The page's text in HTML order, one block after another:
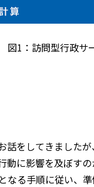
図1：訪問型行政サ
話をしてきました
動に影響を及ぼす
る手順に従い、準